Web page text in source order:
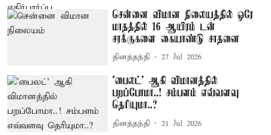
சென்னை விமான நிலையத்தில் ஒரே
மாதத்தில் 16 ஆயிரம் டன்
சரக்குகளை கையாண்டு சாதனை
தினத்தந்தி 27 Jul 2026
'பைலட்' ஆகி விமானத்தில்
பறப்போமா..! சம்பளம் எவ்வளவு
தெரியுமா..?
தினத்தந்தி 21 Jul 2026